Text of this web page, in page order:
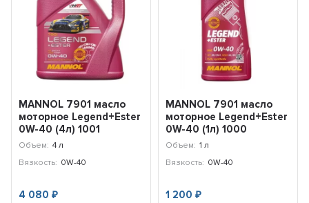
MANNOL 7901 масло
моторное Legend+Ester
0W-40 (4л) 1001
Объем: 4 л
Вязкость: 0W-40
4 080₽
MANNOL 7901 масло
моторное Legend+Ester
0W-40 (1л) 1000
Объем: 1 л
Вязкость: 0W-40
1 200 ₽